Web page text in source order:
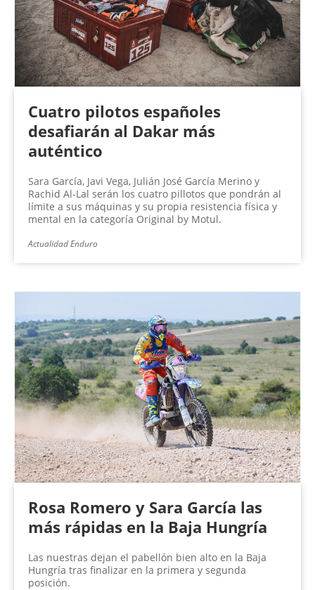
Cuatro pilotos españoles
desafiarán al Dakar más
auténtico
Sara García, Javi Vega, Julián José García Merino y
Rachid Al-Lal serán los cuatro pillotos que pondrán al
límite a sus máquinas y su propia resistencia física y
mental en la categoría Original by Motul.
Actualidad Enduro
Rosa Romero y Sara García las
más rápidas en la Baja Hungría
Las nuestras dejan el pabellón bien alto en la Baja
Hungría tras finalizar en la primera y segunda
posición.